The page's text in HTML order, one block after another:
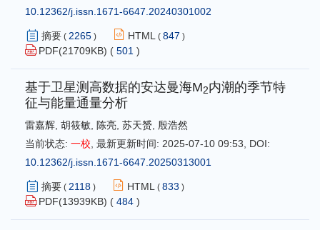
10.12362/j.issn.1671-6647.20240301002
摘要 ( 2265 ) HTML ( 847 )
PDF(21709KB) ( 501 )
基于卫星测高数据的安达曼海M2内潮的季节特
征与能量通量分析
雷嘉辉 胡筱敏 陈亮 苏天赟 殷浩然
当前状态: 一校 最新更新时间: 2025-07-10 09:53
DOI:
10.12362/j.issn.1671-6647.20250313001
摘要 ( 2118 ) HTML ( 833 )
PDF(13939KB) ( 484 )